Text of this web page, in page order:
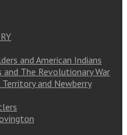
and American Indians
The Revolutionary War
and Newberry